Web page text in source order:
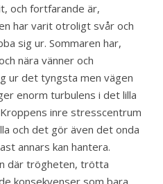
och fortfarande är,
har varit otroligt svår och
sig ur. Sommaren har,
nära vänner och
ur det tyngsta men vägen
enorm turbulens i det lilla
inre stresscentrum
och det gör även det onda
annars kan hantera.
där trögheten, trötta
konsekvenser som bara